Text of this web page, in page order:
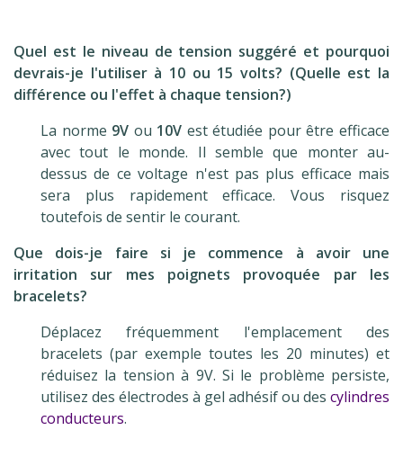
Quel est le niveau de tension suggéré et pourquoi
devrais-je l'utiliser à 10 ou 15 volts? (Quelle est la
différence ou l'effet à chaque tension?)
La norme 9V ou 10V est étudiée pour être efficace
avec tout le monde. Il semble que monter au-
dessus de ce voltage n'est pas plus efficace mais
sera plus rapidement efficace. Vous risquez
toutefois de sentir le courant.
Que dois-je faire si je commence à avoir une
irritation sur mes poignets provoquée par les
bracelets?
Déplacez fréquemment l'emplacement des
bracelets (par exemple toutes les 20 minutes) et
réduisez la tension à 9V. Si le problème persiste,
utilisez des électrodes à gel adhésif ou des cylindres
conducteurs.